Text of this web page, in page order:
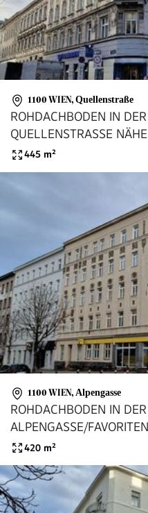
1100 WIEN, Quellenstraße
ROHDACHBODEN IN DER
QUELLENSTRASSE
REUMANNPLATZ!
445 m²
1100 WIEN, Alpengasse
ROHDACHBODEN IN DER
ALPENGASSE/
U1 TROSTSTRASSE!
420 m²